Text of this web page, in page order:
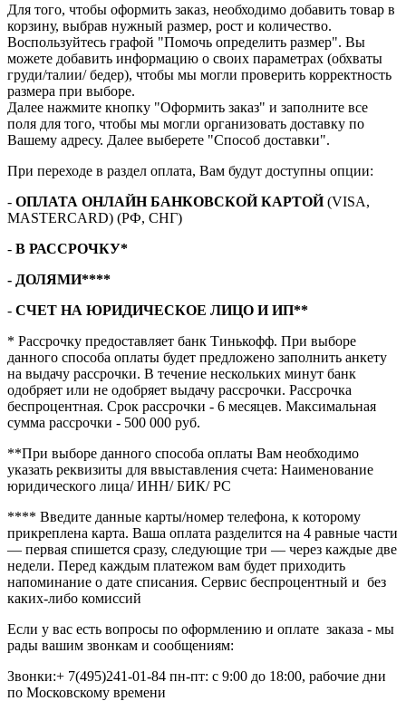
Для того, чтобы оформить заказ, необходимо добавить товар в
корзину, выбрав нужный размер, рост и количество.
Воспользуйтесь графой "Помочь определить размер". Вы
можете добавить информацию о своих параметрах (обхваты
груди/талии/ бедер), чтобы мы могли проверить корректность
размера при выборе.
Далее нажмите кнопку "Оформить заказ" и заполните все
поля для того, чтобы мы могли организовать доставку по
Вашему адресу. Далее выберете "Способ доставки".
При переходе в раздел оплата, Вам будут доступны опции:
- ОПЛАТА ОНЛАЙН БАНКОВСКОЙ КАРТОЙ(VISA,
MASTERCARD) (РФ, СНГ)
- В РАССРОЧКУ*
- ДОЛЯМИ****
- СЧЕТ НА ЮРИДИЧЕСКОЕ ЛИЦО И ИП**
* Рассрочку предоставляет банк Тинькофф. При выборе
данного способа оплаты будет предложено заполнить анкету
на выдачу рассрочки. В течение нескольких минут банк
одобряет или не одобряет выдачу рассрочки. Рассрочка
беспроцентная. Срок рассрочки - 6 месяцев. Максимальная
сумма рассрочки - 500 000 руб.
**При выборе данного способа оплаты Вам необходимо
указать реквизиты для ввыставления счета: Наименование
юридического лица/ ИНН/ БИК/ РС
**** Введите данные карты/номер телефона, к которому
прикреплена карта. Ваша оплата разделится на 4 равные части
— первая спишется сразу, следующие три — через каждые две
недели. Перед каждым платежом вам будет приходить
напоминание о дате списания. Сервис беспроцентный и без
каких-либо комиссий
Если у вас есть вопросы по оформлению и оплате заказа - мы
рады вашим звонкам и сообщениям:
Звонки:+ 7(495)241-01-84 пн-пт: с 9:00 до 18:00, рабочие дни
по Московскому времени